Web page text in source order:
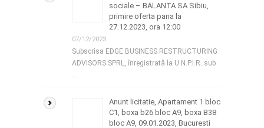
sociale – BALANTA SA Sibiu,
primire oferta pana la
27.12.2023, ora 12:00
07/12/2023
Subscrisa EDGE BUSINESS RESTRUCTURING
ADVISORS SPRL, înregistrată la U.N.P.I.R. sub
…
Anunt licitatie, Apartament 1 bloc
C1, boxa b26 bloc A9, boxa B38
bloc A9, 09.01.2023, Bucuresti